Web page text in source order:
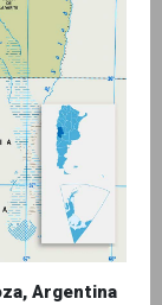
Argentina